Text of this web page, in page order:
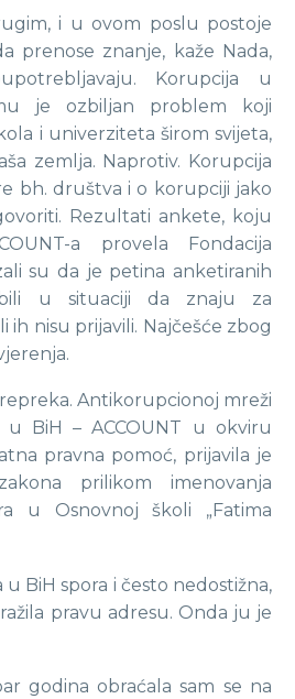
i u ovom poslu postoje
prenose znanje, kaže Nada,
Korupcija u
je ozbiljan problem koji
i univerziteta širom svijeta,
zemlja. Naprotiv. Korupcija
bh. društva i o korupciji jako
Rezultati ankete, koju
a provela Fondacija
su da je petina anketiranih
u situaciji da znaju za
ih nisu prijavili. Najčešće zbog
Antikorupcionoj mreži
u BiH – ACCOUNT u okviru
pravna pomoć, prijavila je
prilikom imenovanja
u Osnovnoj školi „Fatima
u BiH spora i često nedostižna,
pravu adresu. Onda ju je
godina obraćala sam se na